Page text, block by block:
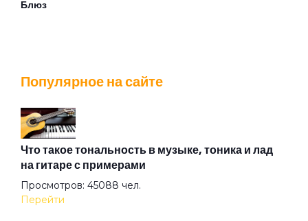
Блюз
В аду
В подвенечном
Популярное на сайте
Что такое тональность в музыке, тоника и лад
на гитаре с примерами
Просмотров: 45088 чел.
Перейти